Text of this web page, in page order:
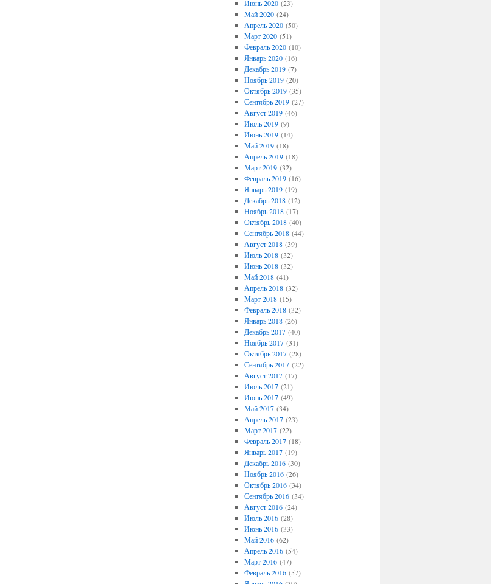
Июнь 2020(23)
Май 2020(24)
Апрель 2020(50)
Март 2020(51)
Февраль 2020(10)
Январь 2020(16)
Декабрь 2019(7)
Ноябрь 2019(20)
Октябрь 2019(35)
Сентябрь 2019(27)
Август 2019(46)
Июль 2019(9)
Июнь 2019(14)
Май 2019(18)
Апрель 2019(18)
Март 2019(32)
Февраль 2019(16)
Январь 2019(19)
Декабрь 2018(12)
Ноябрь 2018(17)
Октябрь 2018(40)
Сентябрь 2018(44)
Август 2018(39)
Июль 2018(32)
Июнь 2018(32)
Май 2018(41)
Апрель 2018(32)
Март 2018(15)
Февраль 2018(32)
Январь 2018(26)
Декабрь 2017(40)
Ноябрь 2017(31)
Октябрь 2017(28)
Сентябрь 2017(22)
Август 2017(17)
Июль 2017(21)
Июнь 2017(49)
Май 2017(34)
Апрель 2017(23)
Март 2017(22)
Февраль 2017(18)
Январь 2017(19)
Декабрь 2016(30)
Ноябрь 2016(26)
Октябрь 2016(34)
Сентябрь 2016(34)
Август 2016(24)
Июль 2016(28)
Июнь 2016(33)
Май 2016(62)
Апрель 2016(54)
Март 2016(47)
Февраль 2016(57)